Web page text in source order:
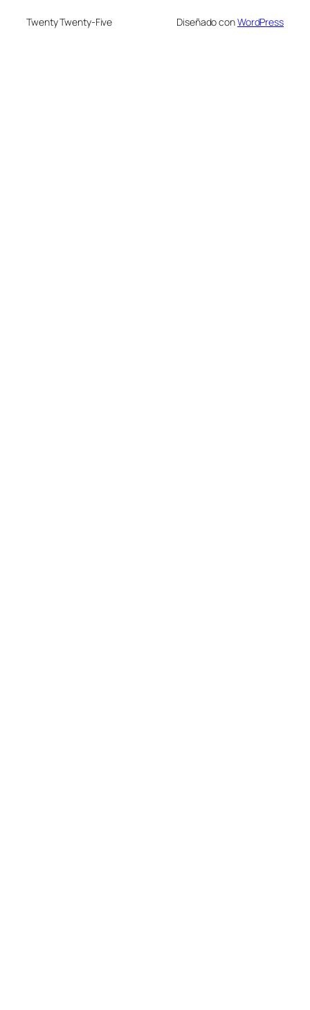
Twenty Twenty-Five Diseñado conWordPress